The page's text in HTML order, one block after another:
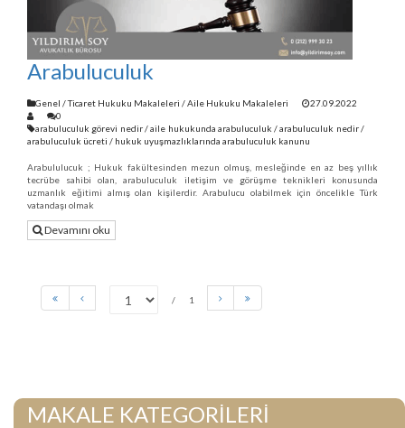
Arabuluculuk
Genel /Ticaret Hukuku Makaleleri /Aile Hukuku Makaleleri
27.09.2022
0
arabuluculuk görevi nedir/aile hukukunda arabuluculuk /arabuluculuk nedir/
arabuluculuk ücreti / hukuk uyuşmazlıklarında arabuluculuk kanunu
Arabululucuk ; Hukuk fakültesinden mezun olmuş, mesleğinde en az beş yıllık
tecrübe sahibi olan, arabuluculuk iletişim ve görüşme teknikleri konusunda
uzmanlık eğitimi almış olan kişilerdir. Arabulucu olabilmek için öncelikle Türk
vatandaşı olmak
Devamını oku
1
MAKALE KATEGORİLERİ